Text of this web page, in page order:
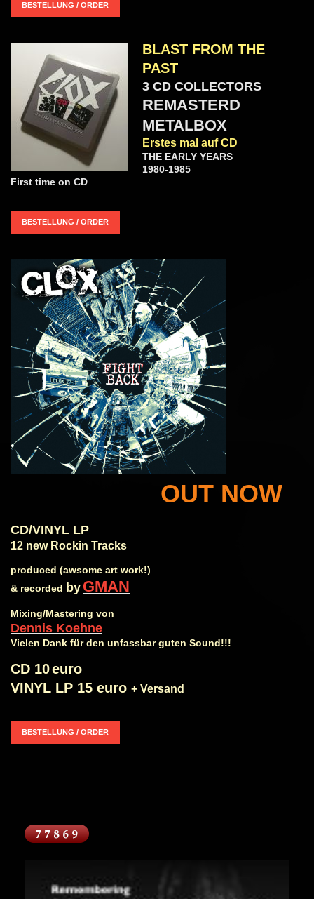
BESTELLUNG / ORDER
BLAST FROM THE
PAST
3 CD COLLECTORS
REMASTERD
METALBOX
Erstes mal auf CD
THE EARLY YEARS
1980-1985
First time on CD
BESTELLUNG / ORDER
OUT NOW
CD/VINYL LP
12 new Rockin Tracks
produced (awsome art work!)
& recorded by GMAN
Mixing/Mastering von
Dennis Koehne
Vielen Dank für den unfassbar guten Sound!!!
CD 10euro
VINYL LP 15 euro + Versand
BESTELLUNG / ORDER